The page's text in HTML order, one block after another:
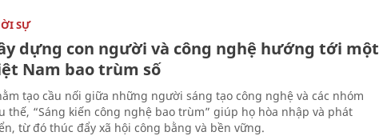
SỰ
dựng con người và công nghệ hướng tới một
Nam bao trùm số
tạo cầu nối giữa những người sáng tạo công nghệ và các nhóm
thế, “Sáng kiến công nghệ bao trùm” giúp họ hòa nhập và phát
từ đó thúc đẩy xã hội công bằng và bền vững.